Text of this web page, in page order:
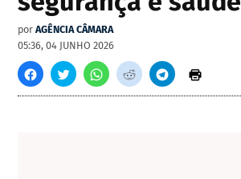
por AGÊNCIA CÂMARA
05:36, 04 JUNHO 2026